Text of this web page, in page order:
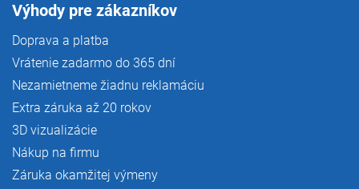
Výhody pre zákazníkov
Doprava a platba
Vrátenie zadarmo do 365 dní
Nezamietneme žiadnu reklamáciu
Extra záruka až 20 rokov
3D vizualizácie
Nákup na firmu
Záruka okamžitej výmeny